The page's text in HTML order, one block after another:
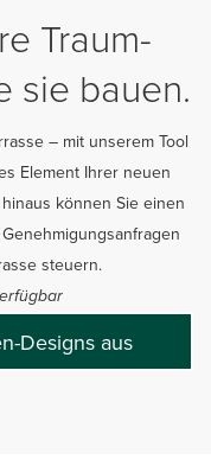
Traum-
sie bauen.
– mit unserem Tool
Element Ihrer neuen
können Sie einen
steuern.
Designs aus